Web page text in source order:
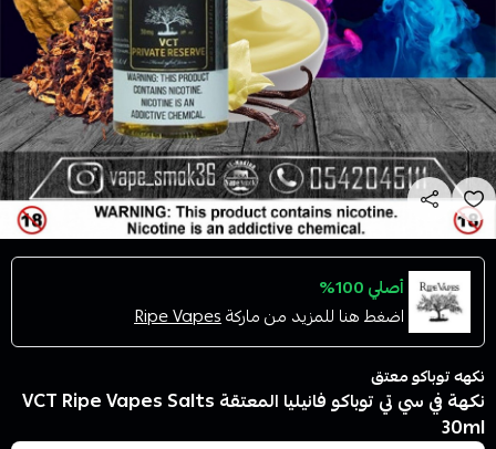
أصلي 100%
اضغط هنا للمزيد من ماركةRipe Vapes
نكهه توباكو معتق
نكهة في سي تي توباكو فانيليا المعتقة VCT Ripe Vapes Salts
30ml